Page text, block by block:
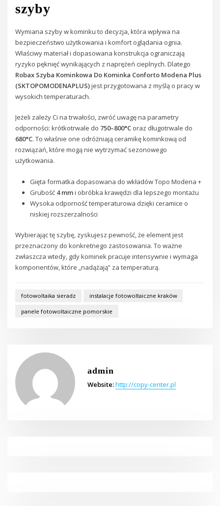
szyby
Wymiana szyby w kominku to decyzja, która wpływa na
bezpieczeństwo użytkowania i komfort oglądania ognia.
Właściwy materiał i dopasowana konstrukcja ograniczają
ryzyko pęknięć wynikających z naprężeń cieplnych. Dlatego
Robax Szyba Kominkowa Do Kominka Conforto Modena Plus
(SKTOPOMODENAPLUS)jest przygotowana z myślą o pracy w
wysokich temperaturach.
Jeżeli zależy Ci na trwałości, zwróć uwagę na parametry
odporności: krótkotrwale do 750–800°C oraz długotrwale do
680°C. To właśnie one odróżniają ceramikę kominkową od
rozwiązań, które mogą nie wytrzymać sezonowego
użytkowania.
Gięta formatka dopasowana do wkładów Topo Modena +
Grubość 4 mmi obróbka krawędzi dla lepszego montażu
Wysoka odporność temperaturowa dzięki ceramice o
niskiej rozszerzalności
Wybierając tę szybę, zyskujesz pewność, że element jest
przeznaczony do konkretnego zastosowania. To ważne
zwłaszcza wtedy, gdy kominek pracuje intensywnie i wymaga
komponentów, które „nadążają” za temperaturą.
fotowoltaika sieradz instalacje fotowoltaiczne kraków
panele fotowoltaiczne pomorskie
admin
Website:http://copy-center.pl